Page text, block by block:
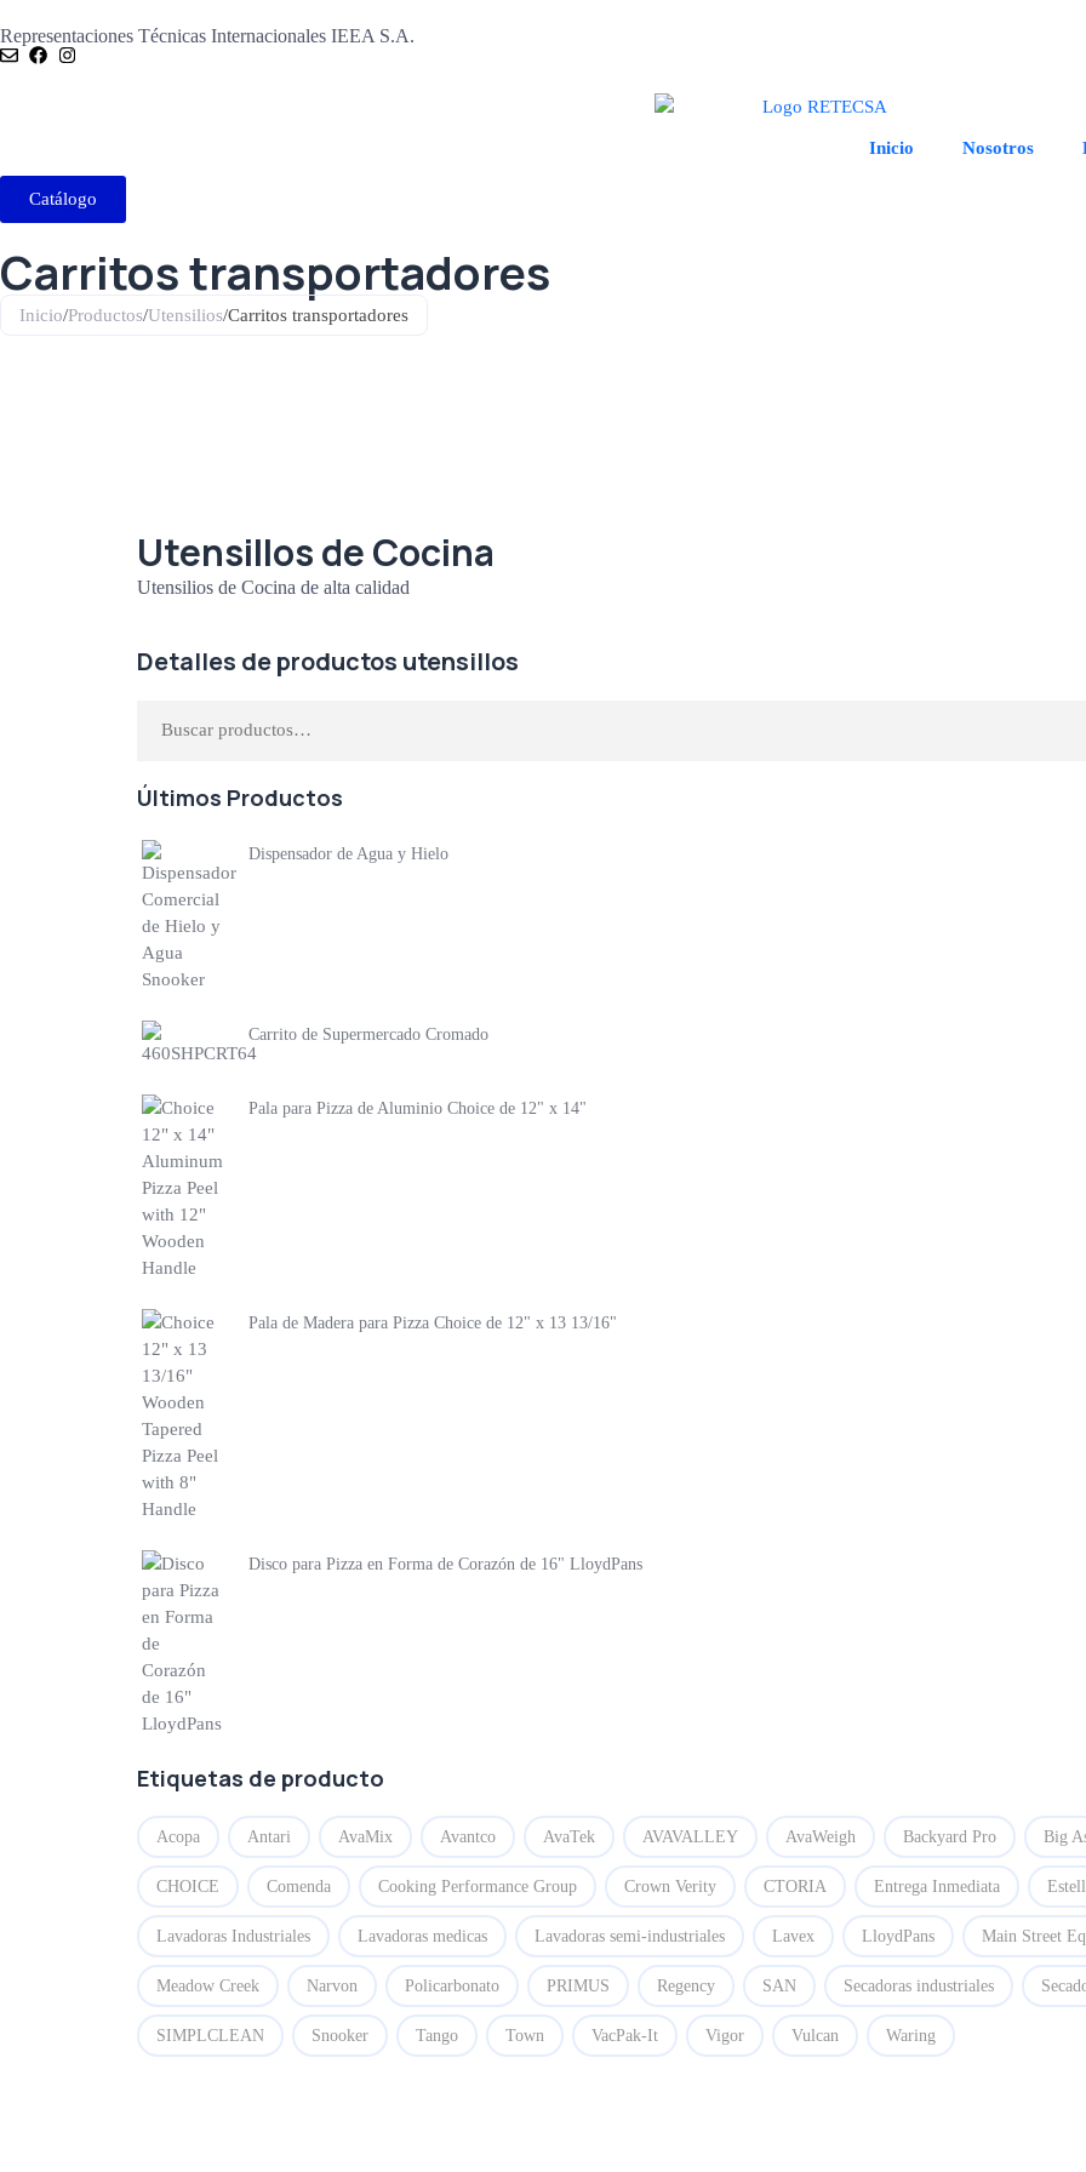
Representaciones Técnicas Internacionales IEEA S.A.
Inicio Nosotros
Catálogo
Carritos transportadores
Inicio/Productos/Utensilios/Carritos transportadores
Utensillos de Cocina
Utensilios de Cocina de alta calidad
Detalles de productos utensillos
Últimos Productos
Dispensador de Agua y Hielo
Carrito de Supermercado Cromado
Pala para Pizza de Aluminio Choice de 12" x 14"
Pala de Madera para Pizza Choice de 12" x 13 13/16"
Disco para Pizza en Forma de Corazón de 16" LloydPans
Etiquetas de producto
Acopa Antari AvaMix Avantco AvaTek AVAVALLEY AvaWeigh Backyard Pro Big
CHOICE Comenda Cooking Performance Group Crown Verity CTORIA Entrega Inmediata
Lavadoras Industriales Lavadoras medicas Lavadoras semi-industriales Lavex LloydPans Main Street
Meadow Creek Narvon Policarbonato PRIMUS Regency SAN Secadoras industriales
SIMPLCLEAN Snooker Tango Town VacPak-It Vigor Vulcan Waring